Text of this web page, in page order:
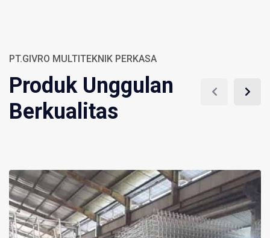
PT.GIVRO MULTITEKNIK PERKASA
Produk Unggulan
Berkualitas